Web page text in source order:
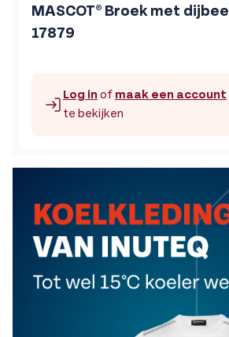
MASCOT® Broek met
17879
Log inof maak een account
te bekijken